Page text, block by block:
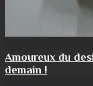
Amoureux du
demain !